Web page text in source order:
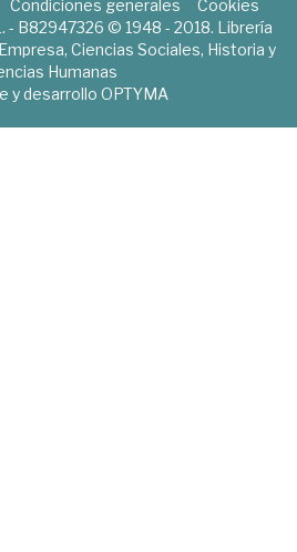
Condiciones generales
Cookies
- B82947326 © 1948 - 2018. Librería
Ciencias Sociales, Historia y
Humanas
y desarrollo OPTYMA